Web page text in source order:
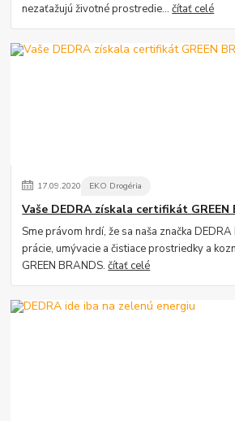
nezaťažujú životné prostredie...čítať celé
17.09.2020 EKO Drogéria
Vaše DEDRA získala certifikát GREEN
Sme právom hrdí, že sa naša značka DEDRA
prácie, umývacie a čistiace prostriedky a
GREEN BRANDS.čítať celé